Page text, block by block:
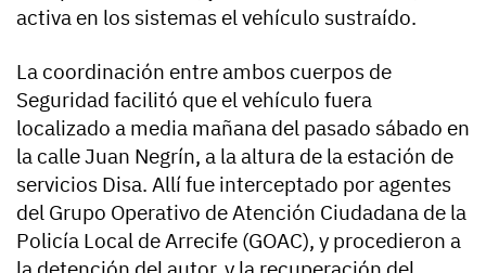
activa en los sistemas el vehículo sustraído.
La coordinación entre ambos cuerpos de
Seguridad facilitó que el vehículo fuera
localizado a media mañana del pasado sábado en
la calle Juan Negrín, a la altura de la estación de
servicios Disa. Allí fue interceptado por agentes
del Grupo Operativo de Atención Ciudadana de la
Policía Local de Arrecife (GOAC), y procedieron a